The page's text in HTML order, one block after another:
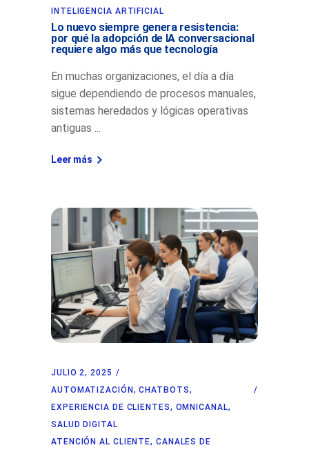
INTELIGENCIA ARTIFICIAL
Lo nuevo siempre genera resistencia:
por qué la adopción de IA conversacional
requiere algo más que tecnología
En muchas organizaciones, el día a día
sigue dependiendo de procesos manuales,
sistemas heredados y lógicas operativas
antiguas
Leer más
JULIO 2, 2025
AUTOMATIZACIÓN,CHATBOTS,
EXPERIENCIA DE CLIENTES, OMNICANAL,
SALUD DIGITAL
ATENCIÓN AL CLIENTE, CANALES DE